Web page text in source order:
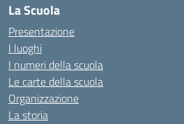
La Scuola
Presentazione
I luoghi
I numeri della scuola
Le carte della scuola
Organizzazione
La storia